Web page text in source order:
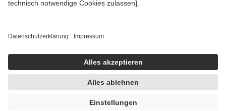
getroffen, um sicherzustellen, dass es sich um echte Bewertungen
https://help.etrusted.com/hc/de/articles/4419944605341
Einige Bilder und Inhalte wurden unter Zuhilfenahme künstlicher